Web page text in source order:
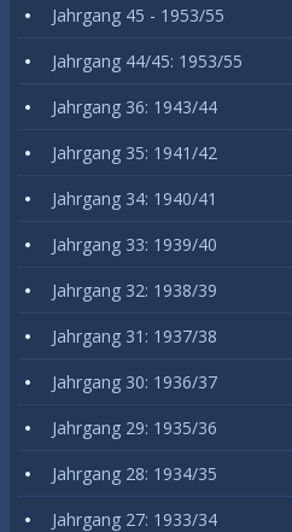
Jahrgang 45 - 1953/55
Jahrgang 44/45: 1953/55
Jahrgang 36: 1943/44
Jahrgang 35: 1941/42
Jahrgang 34: 1940/41
Jahrgang 33: 1939/40
Jahrgang 32: 1938/39
Jahrgang 31: 1937/38
Jahrgang 30: 1936/37
Jahrgang 29: 1935/36
Jahrgang 28: 1934/35
Jahrgang 27: 1933/34